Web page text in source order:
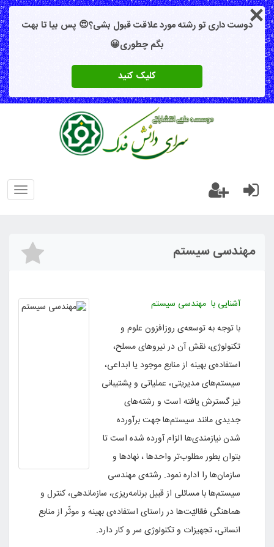
دوست داری تو رشته مورد علاقت قبول بشی؟😍 پس بیا تا بهت
بگم چطوری😀
کلیک کنید
مهندسی سیستم
آشنایی با مهندسی سیستم
با توجه به توسعه‌ی روزافزون علوم و
تکنولوژی، نقش آن در نیروهای مسلح،
استفاده‌ی بهینه از منابع موجود یا ابداعی،
سیستم‌های مدیریتی، عملیاتی و پشتیبانی
نیز گسترش یافته است و رشته‌های
جدیدی مانند سیستم‌ها جهت برآورده
شدن نیازمندی‌ها الزام آورده شده است تا
بتوان بطور مطلوب‌تر واحدها ، نهادها و
سازمان‌ها را اداره نمود. رشته‌ی مهندسی
سیستم‌ها با مسائلی از قبیل برنامه‌ریزی، سازماندهی، کنترل و
هماهنگی فعّالیّت‌ها در راستای استفاده‌ی بهینه و موثّر از منابع
انسانی، تجهیزات و تکنولوژی سر و کار دارد.